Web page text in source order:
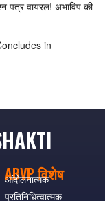
पत्र वायरल! अभाविप की
in
ABVP विशेष
आंदोलनात्मक
प्रतिनिधित्वात्मक